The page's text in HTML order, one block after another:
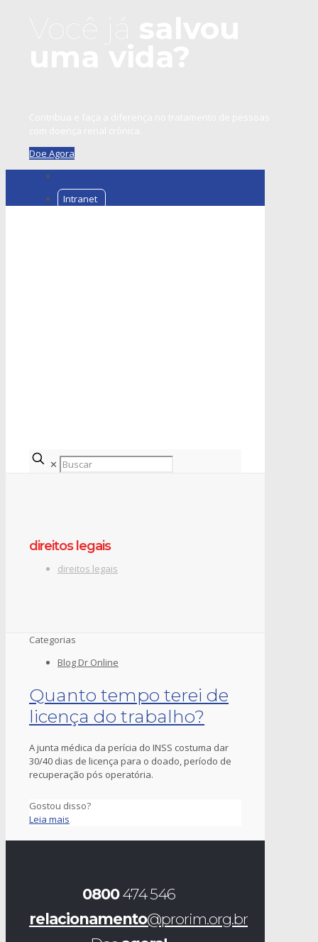
Doe Agora
Intranet
✕
direitos legais
direitos legais
Categorias
Blog Dr Online
Quanto tempo terei de
licença do trabalho?
A junta médica da perícia do INSS costuma dar
30/40 dias de licença para o doado, período de
recuperação pós operatória.
Gostou disso?
Leia mais
0800474 546
relacionamento@prorim.org.br